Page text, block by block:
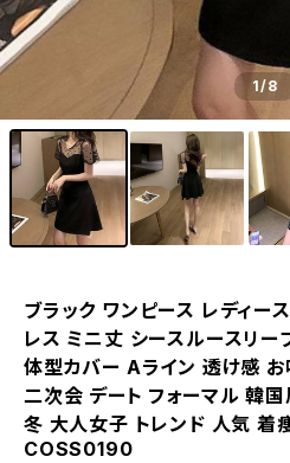
1/8
ブラック ワンピース レディー
レス ミニ丈 シースルースリー
体型カバー Aライン 透け感 お
二次会 デート フォーマル 韓
冬 大人女子 トレンド 人気 着
COSS0190